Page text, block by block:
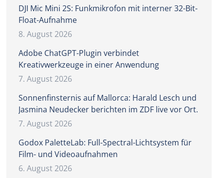
DJI Mic Mini 2S: Funkmikrofon mit interner 32-Bit-
Float-Aufnahme
8. August 2026
Adobe ChatGPT-Plugin verbindet
Kreativwerkzeuge in einer Anwendung
7. August 2026
Sonnenfinsternis auf Mallorca: Harald Lesch und
Jasmina Neudecker berichten im ZDF live vor Ort.
7. August 2026
Godox PaletteLab: Full-Spectral-Lichtsystem für
Film- und Videoaufnahmen
6. August 2026